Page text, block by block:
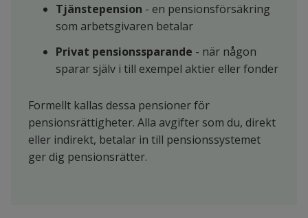
Tjänstepension - en pensionsförsäkring
som arbetsgivaren betalar
Privat pensionssparande - när någon
sparar själv i till exempel aktier eller fonder
Formellt kallas dessa pensioner för
pensionsrättigheter. Alla avgifter som du, direkt
eller indirekt, betalar in till pensionssystemet
ger dig pensionsrätter.